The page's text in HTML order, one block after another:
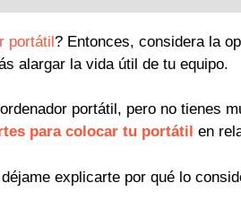
portátil? Entonces, considera la
alargar la vida útil de tu equipo.
portátil, pero no tienes
para colocar tu portátil en
explicarte por qué lo